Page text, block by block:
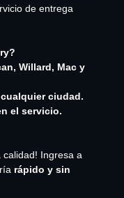
de entrega
Willard, Mac y
ciudad.
el servicio.
calidad! Ingresa a
rápido y sin